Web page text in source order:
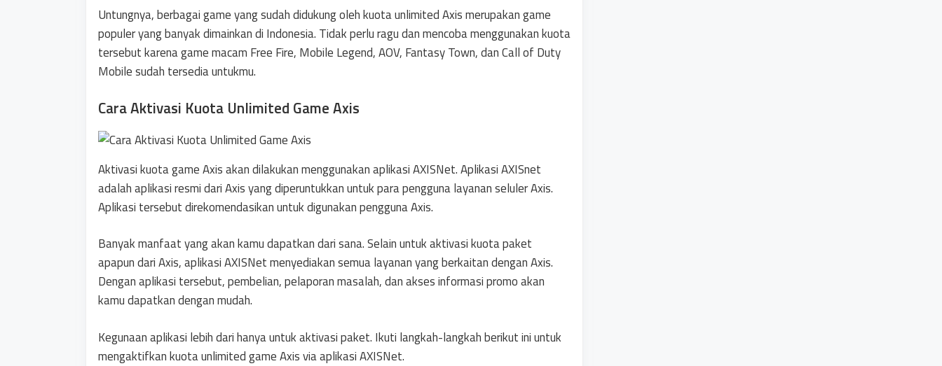
Untungnya, berbagai game yang sudah didukung oleh kuota unlimited Axis merupakan game
populer yang banyak dimainkan di Indonesia. Tidak perlu ragu dan mencoba menggunakan kuota
tersebut karena game macam Free Fire, Mobile Legend, AOV, Fantasy Town, dan Call of Duty
Mobile sudah tersedia untukmu.
Cara Aktivasi Kuota Unlimited Game Axis
Aktivasi kuota game Axis akan dilakukan menggunakan aplikasi AXISNet. Aplikasi AXISnet
adalah aplikasi resmi dari Axis yang diperuntukkan untuk para pengguna layanan seluler Axis.
Aplikasi tersebut direkomendasikan untuk digunakan pengguna Axis.
Banyak manfaat yang akan kamu dapatkan dari sana. Selain untuk aktivasi kuota paket
apapun dari Axis, aplikasi AXISNet menyediakan semua layanan yang berkaitan dengan Axis.
Dengan aplikasi tersebut, pembelian, pelaporan masalah, dan akses informasi promo akan
kamu dapatkan dengan mudah.
Kegunaan aplikasi lebih dari hanya untuk aktivasi paket. Ikuti langkah-langkah berikut ini untuk
mengaktifkan kuota unlimited game Axis via aplikasi AXISNet.